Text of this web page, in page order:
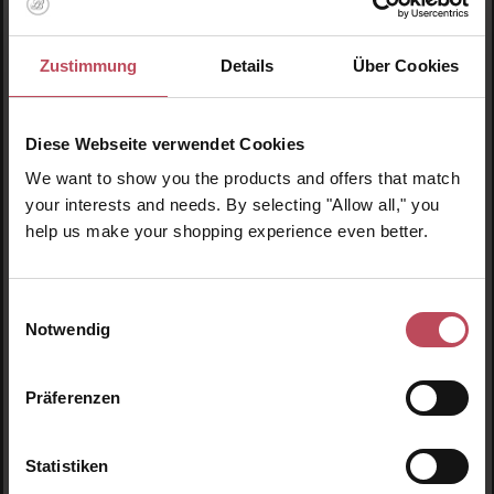
Zustimmung Details Über Cookies
Diese Webseite verwendet Cookies
We want to show you the products and offers that match
your interests and needs. By selecting "Allow all," you
help us make your shopping experience even better.
Notwendig
Präferenzen
Statistiken
Cinnamon Mint Toothpaste Travel Size
25 ml(21,80 CHF / 100 ml)
5,45 CHF
Inkl. MwSt